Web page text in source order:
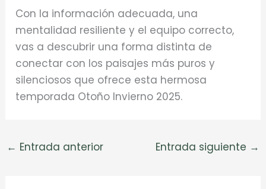
Con la información adecuada, una
mentalidad resiliente y el equipo correcto,
vas a descubrir una forma distinta de
conectar con los paisajes más puros y
silenciosos que ofrece esta hermosa
temporada Otoño Invierno 2025.
← Entrada anterior Entrada siguiente →